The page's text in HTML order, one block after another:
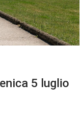
5 luglio